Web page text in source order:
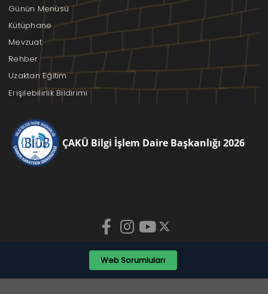
Günün Menüsü
Kütüphane
Mevzuat
Rehber
Uzaktan Eğitim
Erişilebilirlik Bildirimi
ÇAKÜ Bilgi İşlem Daire Başkanlığı 2026
Web Sorumluları